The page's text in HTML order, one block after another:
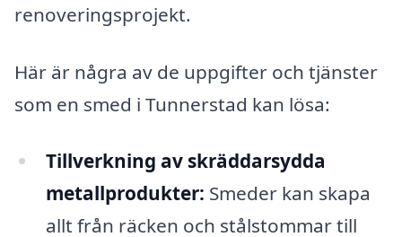
renoveringsprojekt.
Här är några av de uppgifter och tjänster
som en smed i Tunnerstad kan lösa:
Tillverkning av skräddarsydda
metallprodukter: Smeder kan skapa
allt från räcken och stålstommar till